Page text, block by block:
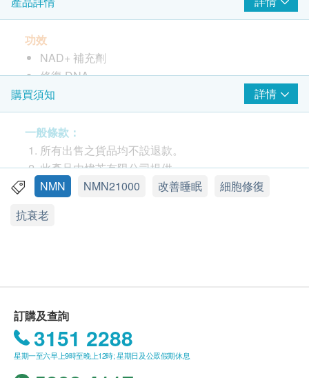
功效
NAD+ 補充劑
修復 DNA
身體年輕化
延長壽命
抗衰逆齡
改善睡眠
適合人士
延緩衰老人群
熬夜、失眠人群
購買須知 詳情
一般條款：
所有出售之貨品均不設退款。
此產品由煒芝有限公司提供。
如有任何爭議，煒芝有限公司及健康網購
我們將於確定訂單後3個工作天內安排發貨。
不排除運送時間會因節日而有所影響。當八號烈風
訊號懸掛或黑色暴雨警告生效時，送貨服務時間將
會延遲。
NMN NMN21000 改善睡眠
細胞修復
抗衰老
訂購及查詢
3151 2288
星期一至六早上9時至晚上12時; 星期日及公眾假期休息